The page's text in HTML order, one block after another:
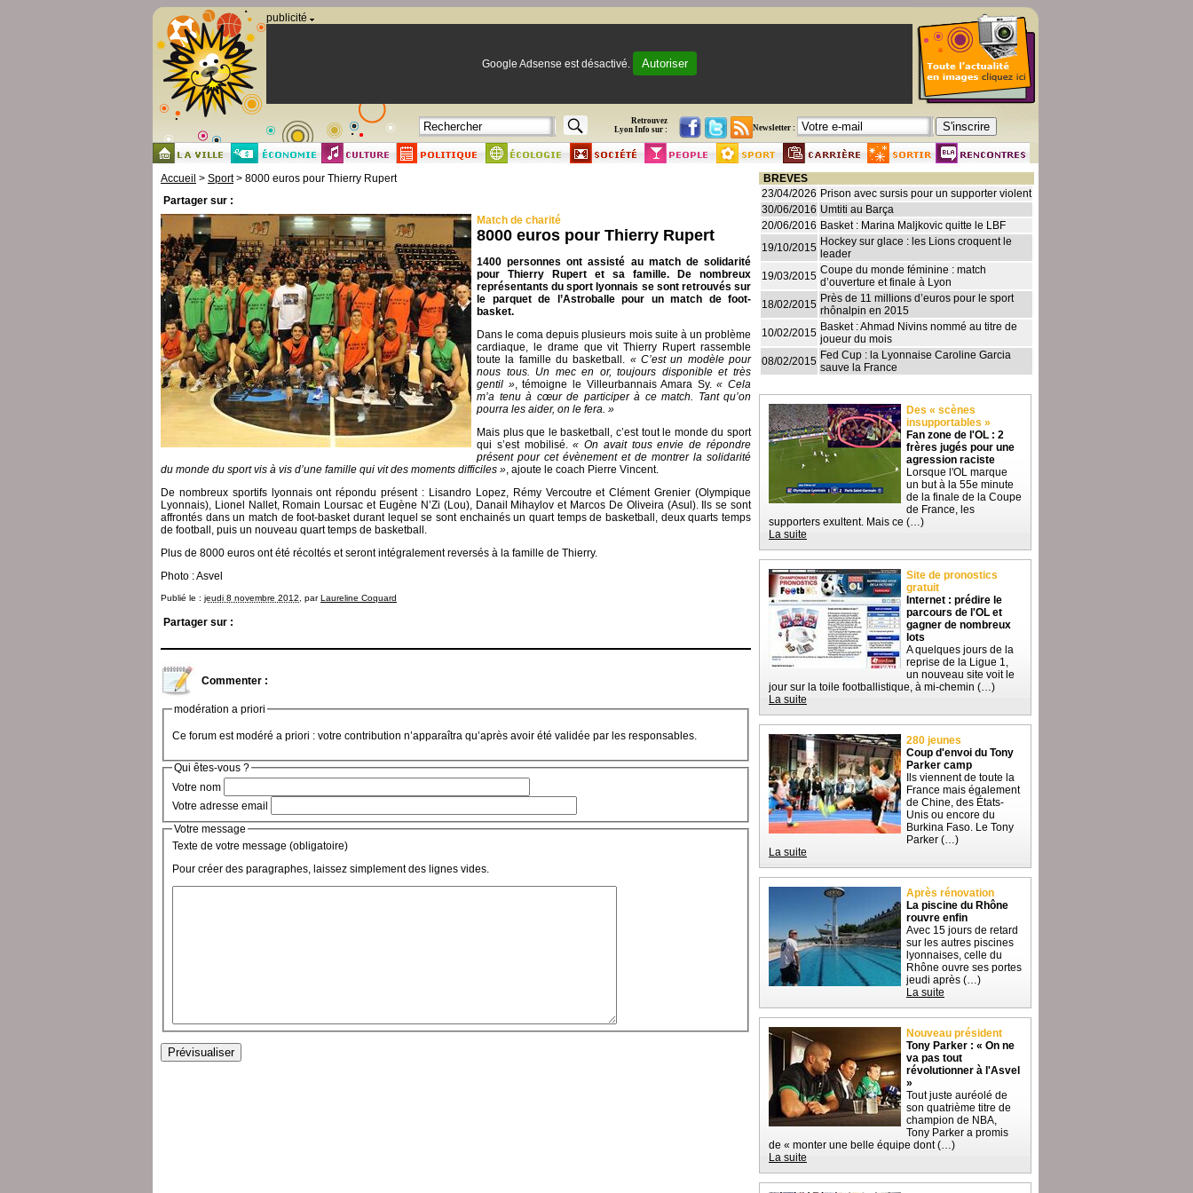
publicité
Google Adsense est désactivé. Autoriser
Retrouvez
Lyon Info sur :
Newsletter :
Accueil > Sport> 8000 euros pour Thierry Rupert
Partager sur :
Match de charité
8000 euros pour Thierry Rupert
1400 personnes ont assisté au match de solidarité
pour Thierry Rupert et sa famille. De nombreux
représentants du sport lyonnais se sont retrouvés sur
le parquet de l’Astroballe pour un match de foot-
basket.
Dans le coma depuis plusieurs mois suite à un problème
cardiaque, le drame que vit Thierry Rupert rassemble
toute la famille du basketball. « C’est un modèle pour
nous tous. Un mec en or, toujours disponible et très
gentil », témoigne le Villeurbannais Amara Sy.« Cela
m’a tenu à cœur de participer à ce match. Tant qu’on
pourra les aider, on le fera. »
Mais plus que le basketball, c’est tout le monde du sport
qui s’est mobilisé.« On avait tous envie de répondre
présent pour cet évènement et de montrer la solidarité
du monde du sport vis à vis d’une famille qui vit des moments difficiles », ajoute le coach Pierre Vincent.
De nombreux sportifs lyonnais ont répondu présent : Lisandro Lopez, Rémy Vercoutre et Clément Grenier (Olympique
Lyonnais), Lionel Nallet, Romain Loursac et Eugène N’Zi (Lou), Danail Mihaylov et Marcos De Oliveira (Asul). Ils se sont
affrontés dans un match de foot-basket durant lequel se sont enchainés un quart temps de basketball, deux quarts temps
de football, puis un nouveau quart temps de basketball.
Plus de 8000 euros ont été récoltés et seront intégralement reversés à la famille de Thierry.
Photo : Asvel
Publié le : jeudi 8 novembre 2012 , parLaureline Coquard
Partager sur :
Commenter :
modération a priori
Ce forum est modéré a priori : votre contribution n’apparaîtra qu’après avoir été validée par les responsables.
Qui êtes-vous ?
Votre nom
Votre adresse email
Votre message
Texte de votre message (obligatoire)
Pour créer des paragraphes, laissez simplement des lignes vides.
BREVES
23/04/2026 Prison avec sursis pour un supporter violent
30/06/2016 Umtiti au Barça
20/06/2016 Basket : Marina Maljkovic quitte le LBF
19/10/2015 Hockey sur glace : les Lions croquent le
leader
19/03/2015 Coupe du monde féminine : match
d’ouverture et finale à Lyon
18/02/2015 Près de 11 millions d’euros pour le sport
rhônalpin en 2015
10/02/2015 Basket : Ahmad Nivins nommé au titre de
joueur du mois
08/02/2015 Fed Cup : la Lyonnaise Caroline Garcia
sauve la France
Des « scènes
insupportables »
Fan zone de l'OL : 2
frères jugés pour une
agression raciste
Lorsque l'OL marque
un but à la 55e minute
de la finale de la Coupe
de France, les
supporters exultent. Mais ce (…)
La suite
Site de pronostics
gratuit
Internet : prédire le
parcours de l'OL et
gagner de nombreux
lots
A quelques jours de la
reprise de la Ligue 1,
un nouveau site voit le
jour sur la toile footballistique, à mi-chemin (…)
La suite
280 jeunes
Coup d'envoi du Tony
Parker camp
Ils viennent de toute la
France mais également
de Chine, des États-
Unis ou encore du
Burkina Faso. Le Tony
Parker (…)
La suite
Après rénovation
La piscine du Rhône
rouvre enfin
Avec 15 jours de retard
sur les autres piscines
lyonnaises, celle du
Rhône ouvre ses portes
jeudi après (…)
La suite
Nouveau président
Tony Parker : « On ne
va pas tout
révolutionner à l'Asvel
»
Tout juste auréolé de
son quatrième titre de
champion de NBA,
Tony Parker a promis
de « monter une belle équipe dont (…)
La suite
Panneau de gestion des cookies